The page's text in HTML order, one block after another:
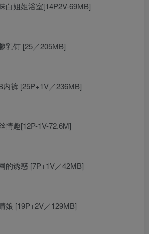
白姐姐浴室[14P2V-69MB]
乳钉 [25／205MB]
内裤 [25P+1V／236MB]
情趣[12P-1V-72.6M]
的诱惑 [7P+1V／42MB]
娘 [19P+2V／129MB]